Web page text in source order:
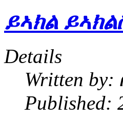
ይኣክል
Details
Written by:
Published: